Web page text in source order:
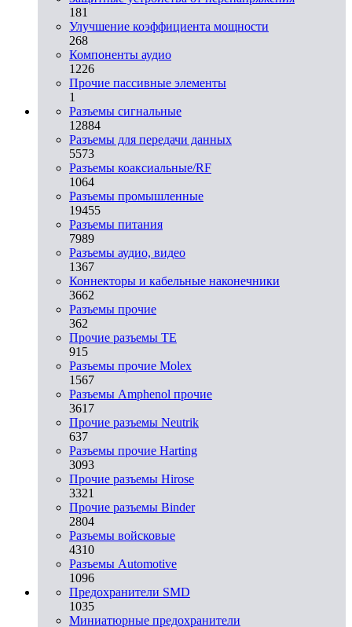
181
Улучшение коэффициента мощности
268
Компоненты аудио
1226
Прочие пассивные элементы
1
Разъeмы сигнальные
12884
Разъeмы для передачи данных
5573
Разъeмы коаксиальные/RF
1064
Разъeмы промышленные
19455
Разъeмы питания
7989
Разъeмы аудио, видео
1367
Коннекторы и кабельные наконечники
3662
Разъeмы прочие
362
Прочие разъемы TE
915
Разъемы прочие Molex
1567
Разъемы Amphenol прочие
3617
Прочие разъемы Neutrik
637
Разъемы прочие Harting
3093
Прочие разъемы Hirose
3321
Прочие разъемы Binder
2804
Разъемы войсковые
4310
Разъeмы Automotive
1096
Предохранители SMD
1035
Миниатюрные предохранители